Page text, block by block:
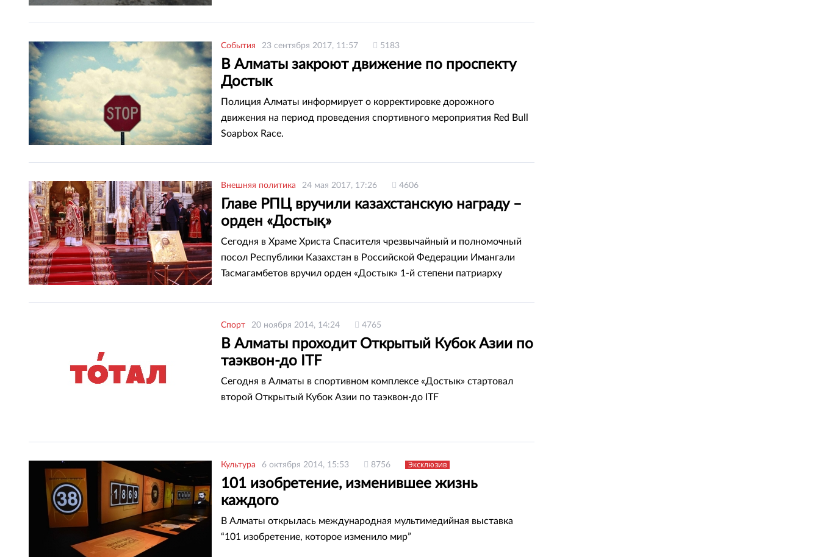
События 23 сентября 2017, 11:57 5183
В Алматы закроют движение по проспекту
Достык
Полиция Алматы информирует о корректировке дорожного
движения на период проведения спортивного мероприятия Red Bull
Soapbox Race.
Внешняя политика 24 мая 2017, 17:26 4606
Главе РПЦ вручили казахстанскую награду –
орден «Достық»
Сегодня в Храме Христа Спасителя чрезвычайный и полномочный
посол Республики Казахстан в Российской Федерации Имангали
Тасмагамбетов вручил орден «Достык» 1-й степени патриарху
Спорт 20 ноября 2014, 14:24 4765
В Алматы проходит Открытый Кубок Азии по
таэквон-до ITF
Сегодня в Алматы в спортивном комплексе «Достык» стартовал
второй Открытый Кубок Азии по таэквон-до ITF
Культура 6 октября 2014, 15:53 8756 Эксклюзив
101 изобретение, изменившее жизнь
каждого
В Алматы открылась международная мультимедийная выставка
“101 изобретение, которое изменило мир”